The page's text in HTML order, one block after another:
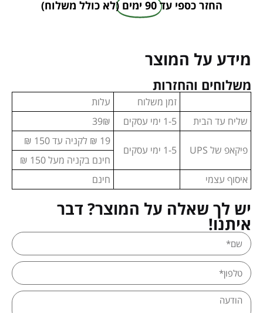
החזר כספי עד 90 ימים (לא כולל משלוח)
מידע על המוצר
משלוחים והחזרות
זמן משלוח
עלות
שליח עד הבית
1-5 ימי עסקים 39₪
פיקאפ של UPS 1-5 ימי עסקים
19 ₪ לקניה עד 150 ₪
חינם בקניה מעל 150 ₪
איסוף עצמי
חינם
יש לך שאלה על המוצר? דבר
איתנו!